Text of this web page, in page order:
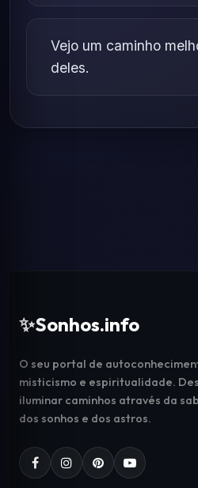
Vejo um caminho
deles.
✨Sonhos.info
O seu portal de
misticismo e espiritualidade.
iluminar caminhos através da
dos sonhos e dos astros.